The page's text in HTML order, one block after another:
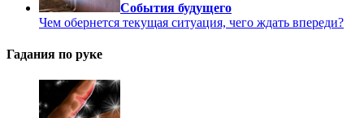
События будущего
Чем обернется текущая ситуация, чего ждать впереди?
Гадания по руке